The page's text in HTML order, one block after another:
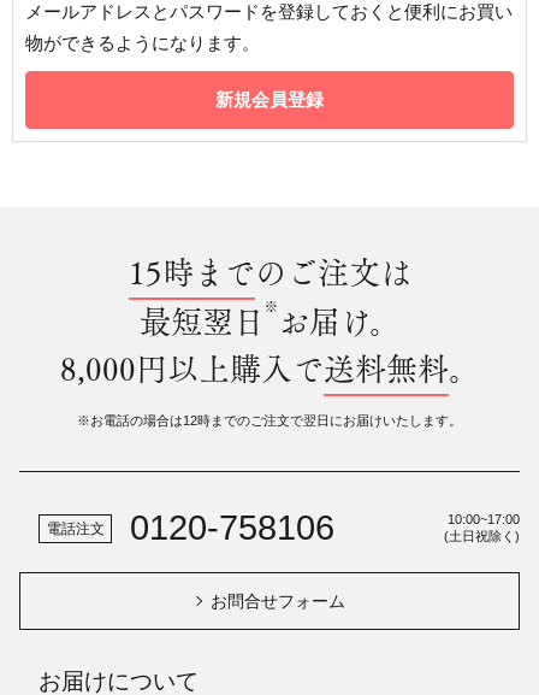
メールアドレスとパスワードを登録しておくと便利にお買い
物ができるようになります。
15時までのご注文は
最短翌日 ※ お届け。
8,000円以上購入で送料無料。
※お電話の場合は12時までのご注文で翌日にお届けいたします。
電話注文 0120-758106
10:00~17:00
(土日祝除く)
お問合せフォーム
お届けについて